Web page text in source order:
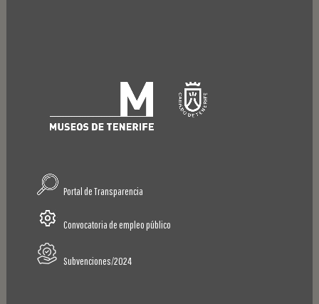
Portal de Transparencia
Convocatoria de empleo público
Subvenciones/2024